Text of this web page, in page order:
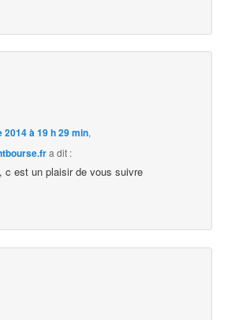
2014 à 19 h 29 min,
a dit :
c est un plaisir de vous suivre